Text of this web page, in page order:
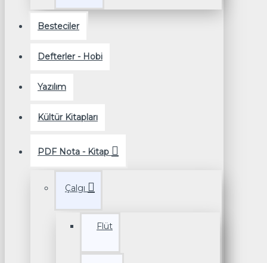
Besteciler
Defterler - Hobi
Yazılım
Kültür Kitapları
PDF Nota - Kitap
Çalgı
Flüt